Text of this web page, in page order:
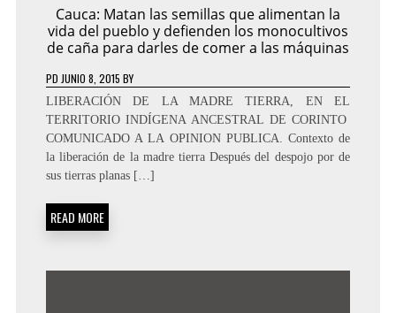
Cauca: Matan las semillas que alimentan la
vida del pueblo y defienden los monocultivos
de caña para darles de comer a las máquinas
PD JUNIO 8, 2015 BY
LIBERACIÓN DE LA MADRE TIERRA, EN EL
TERRITORIO INDÍGENA ANCESTRAL DE CORINTO
COMUNICADO A LA OPINION PUBLICA. Contexto de
la liberación de la madre tierra Después del despojo por de
sus tierras planas […]
READ MORE